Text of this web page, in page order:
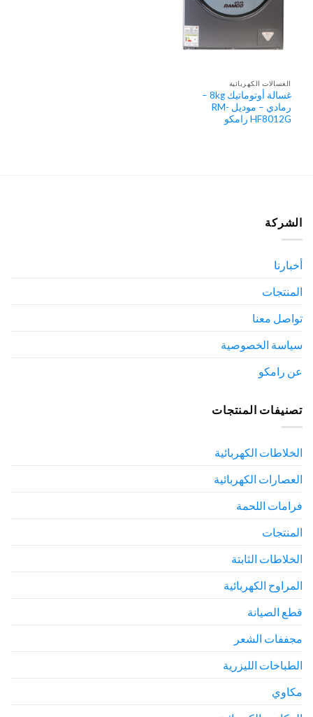
الغسالات الكهربائية
غسالة أوتوماتيك 8kg –
رمادي – موديل RM-
HF8012G رامكو
الشركة
أخبارنا
المنتجات
تواصل معنا
سياسة الخصوصية
عن رامكو
تصنيفات المنتجات
الخلاطات الكهربائية
العصارات الكهربائية
فرامات اللحمة
المنتجات
الخلاطات الثابتة
المراوح الكهربائية
قطع الصيانة
مجففات الشعر
الطباخات الليزرية
مكاوي